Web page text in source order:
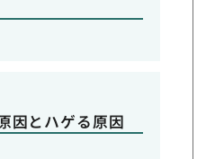
因とハゲる原因